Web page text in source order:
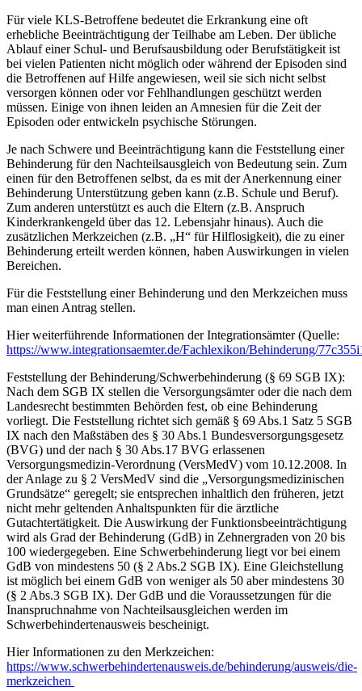
Für viele KLS-Betroffene bedeutet die Erkrankung eine oft
erhebliche Beeinträchtigung der Teilhabe am Leben. Der übliche
Ablauf einer Schul- und Berufsausbildung oder Berufstätigkeit ist
bei vielen Patienten nicht möglich oder während der Episoden sind
die Betroffenen auf Hilfe angewiesen, weil sie sich nicht selbst
versorgen können oder vor Fehlhandlungen geschützt werden
müssen. Einige von ihnen leiden an Amnesien für die Zeit der
Episoden oder entwickeln psychische Störungen.
Je nach Schwere und Beeinträchtigung kann die Feststellung einer
Behinderung für den Nachteilsausgleich von Bedeutung sein. Zum
einen für den Betroffenen selbst, da es mit der Anerkennung einer
Behinderung Unterstützung geben kann (z.B. Schule und Beruf).
Zum anderen unterstützt es auch die Eltern (z.B. Anspruch
Kinderkrankengeld über das 12. Lebensjahr hinaus). Auch die
zusätzlichen Merkzeichen (z.B. „H“ für Hilflosigkeit), die zu einer
Behinderung erteilt werden können, haben Auswirkungen in vielen
Bereichen.
Für die Feststellung einer Behinderung und den Merkzeichen muss
man einen Antrag stellen.
Hier weiterführende Informationen der Integrationsämter (Quelle:
https://www.integrationsaemter.de/Fachlexikon/Behinderung/
Feststellung der Behinderung/Schwerbehinderung (§ 69 SGB IX):
Nach dem SGB IX stellen die Versorgungsämter oder die nach dem
Landesrecht bestimmten Behörden fest, ob eine Behinderung
vorliegt. Die Feststellung richtet sich gemäß § 69 Abs.1 Satz 5 SGB
IX nach den Maßstäben des § 30 Abs.1 Bundesversorgungsgesetz
(BVG) und der nach § 30 Abs.17 BVG erlassenen
Versorgungsmedizin-Verordnung (VersMedV) vom 10.12.2008. In
der Anlage zu § 2 VersMedV sind die „Versorgungsmedizinischen
Grundsätze“ geregelt; sie entsprechen inhaltlich den früheren, jetzt
nicht mehr geltenden Anhaltspunkten für die ärztliche
Gutachtertätigkeit. Die Auswirkung der Funktionsbeeinträchtigung
wird als Grad der Behinderung (GdB) in Zehnergraden von 20 bis
100 wiedergegeben. Eine Schwerbehinderung liegt vor bei einem
GdB von mindestens 50 (§ 2 Abs.2 SGB IX). Eine Gleichstellung
ist möglich bei einem GdB von weniger als 50 aber mindestens 30
(§ 2 Abs.3 SGB IX). Der GdB und die Voraussetzungen für die
Inanspruchnahme von Nachteilsausgleichen werden im
Schwerbehindertenausweis bescheinigt.
Hier Informationen zu den Merkzeichen:
https://www.schwerbehindertenausweis.de/behinderung/ausweis/die-
merkzeichen